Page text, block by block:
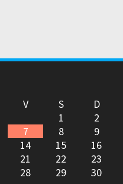
V S
D
1
2
7 8
9
14 15
16
21 22
23
28 29
30